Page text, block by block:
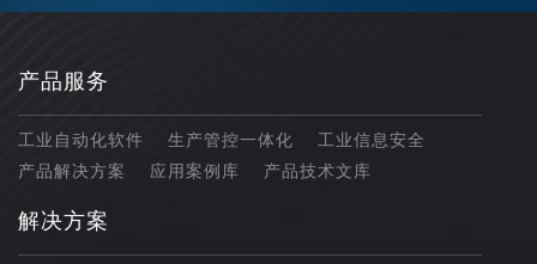
产品服务
工业自动化软件 生产管控一体化
工业信息安全
产品解决方案
应用案例库 产品技术文库
解决方案